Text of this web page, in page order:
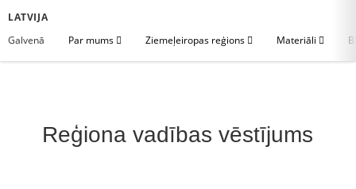
LATVIJA
Galvenā
Par mums Ziemeļeiropas reģions Materiāli
Reģiona vadības vēstījums